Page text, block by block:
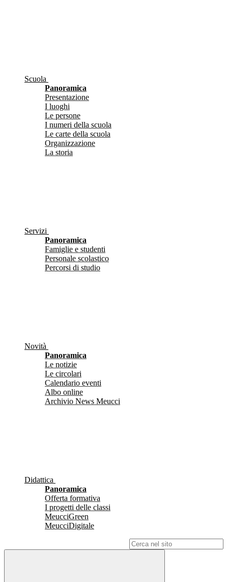
Scuola
Panoramica
Presentazione
I luoghi
Le persone
I numeri della scuola
Le carte della scuola
Organizzazione
La storia
Servizi
Panoramica
Famiglie e studenti
Personale scolastico
Percorsi di studio
Novità
Panoramica
Le notizie
Le circolari
Calendario eventi
Albo online
Archivio News Meucci
Didattica
Panoramica
Offerta formativa
I progetti delle classi
MeucciGreen
MeucciDigitale